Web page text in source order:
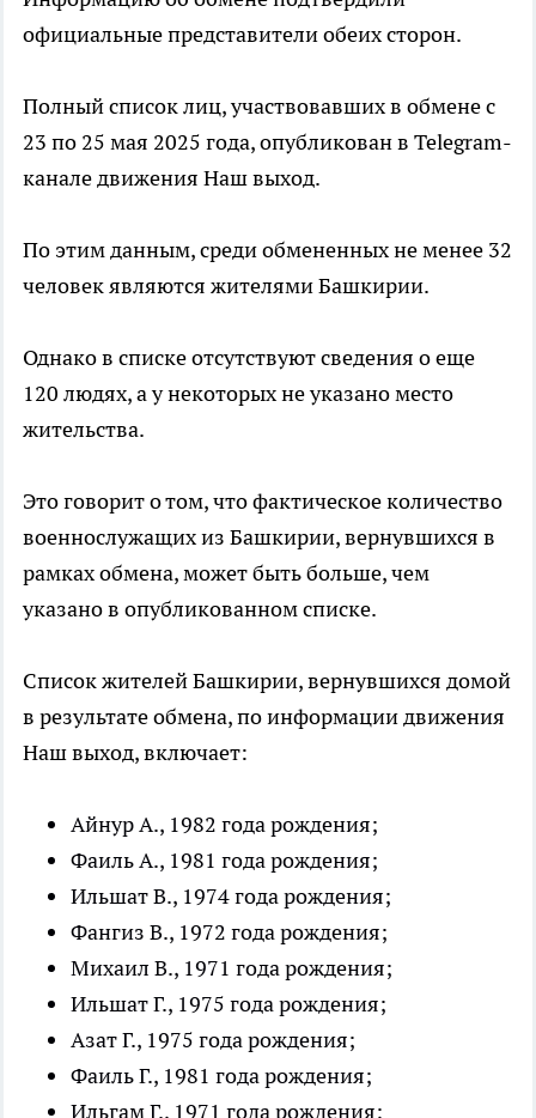
официальные представители обеих сторон.
Полный список лиц, участвовавших в обмене с
23 по 25 мая 2025 года, опубликован в Telegram-
канале движения Наш выход.
По этим данным, среди обмененных не менее 32
человек являются жителями Башкирии.
Однако в списке отсутствуют сведения о еще
120 людях, а у некоторых не указано место
жительства.
Это говорит о том, что фактическое количество
военнослужащих из Башкирии, вернувшихся в
рамках обмена, может быть больше, чем
указано в опубликованном списке.
Список жителей Башкирии, вернувшихся домой
в результате обмена, по информации движения
Наш выход, включает:
Айнур А., 1982 года рождения;
Фаиль А., 1981 года рождения;
Ильшат В., 1974 года рождения;
Фангиз В., 1972 года рождения;
Михаил В., 1971 года рождения;
Ильшат Г., 1975 года рождения;
Азат Г., 1975 года рождения;
Фаиль Г., 1981 года рождения;
Ильгам Г., 1971 года рождения;